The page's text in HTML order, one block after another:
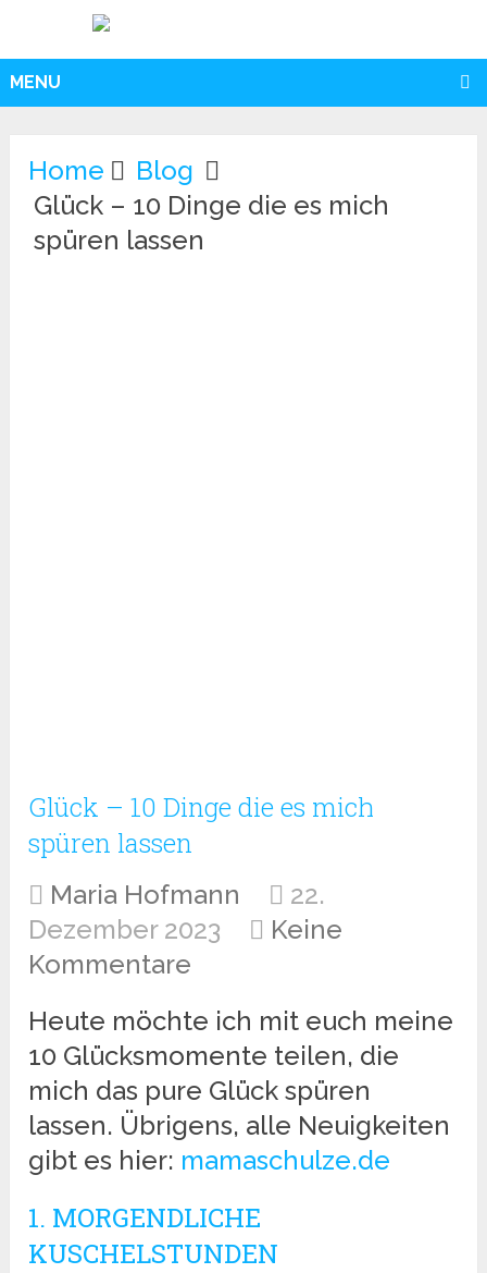
MENU
Home
Blog
Glück – 10 Dinge die es mich
spüren lassen
Glück – 10 Dinge die es mich
spüren lassen
Maria Hofmann
22.
Dezember 2023
Keine
Kommentare
Heute möchte ich mit euch meine
10 Glücksmomente teilen, die
mich das pure Glück spüren
lassen. Übrigens, alle Neuigkeiten
gibt es hier: mamaschulze.de
1. MORGENDLICHE
KUSCHELSTUNDEN